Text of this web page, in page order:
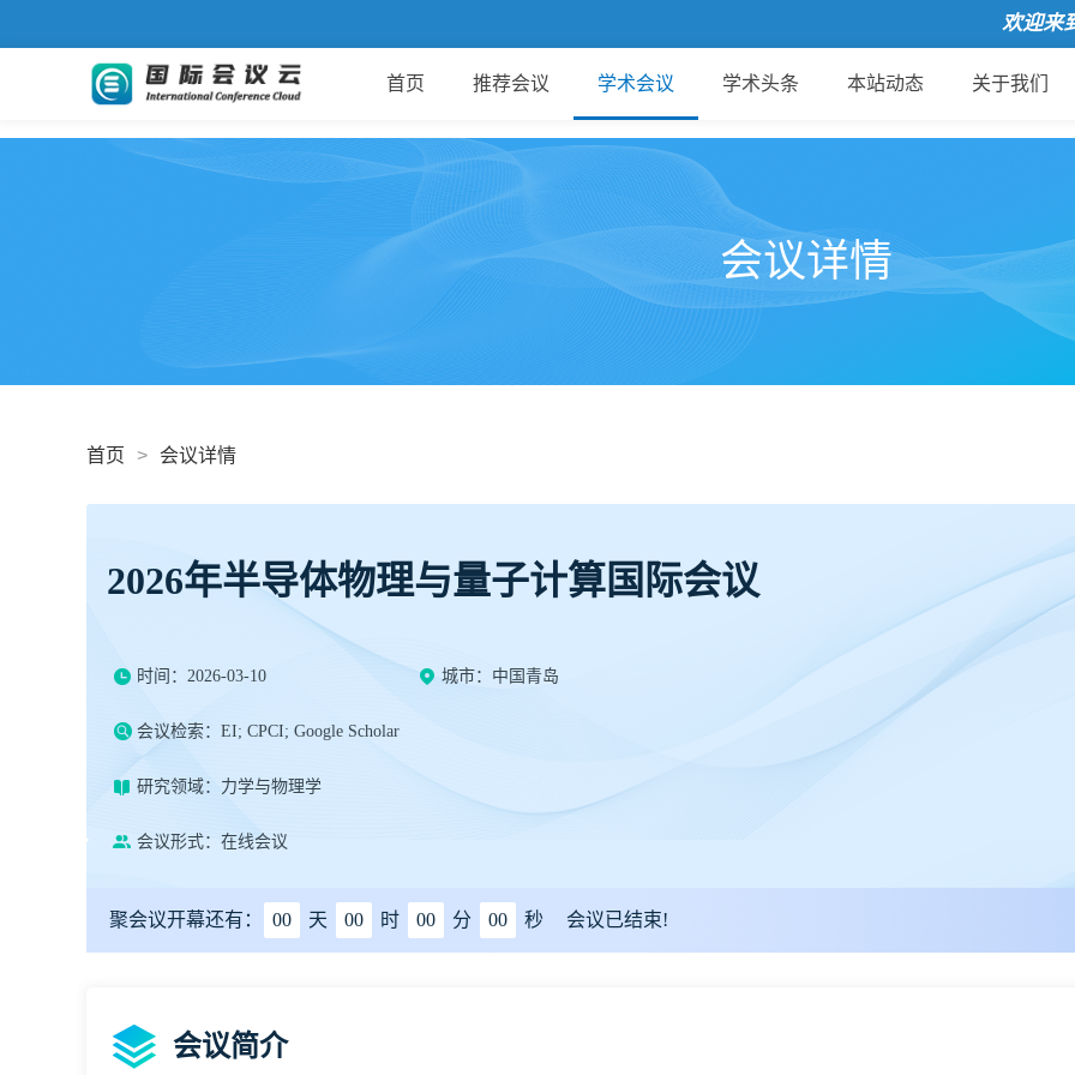
欢迎来到国际
首页 推荐会议 学术会议 学术头条 本站动态 关于我们
会议详情
首页 > 会议详情
2026年半导体物理与量子计算国际会议
时间：2026-03-10 城市：中国青岛
会议检索：EI; CPCI; Google Scholar
研究领域：力学与物理学
会议形式：在线会议
聚会议开幕还有： 00 天 00 时 00 分 00 秒 会议已结束!
会议简介